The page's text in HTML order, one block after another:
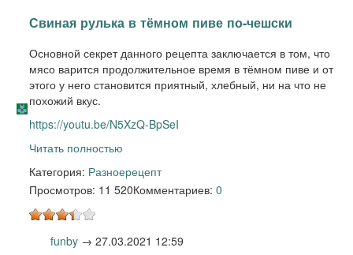
Свиная рулька в тёмном пиве по-чешски
Основной секрет данного рецепта заключается в том, что
мясо варится продолжительное время в тёмном пиве и от
этого у него становится приятный, хлебный, ни на что не
похожий вкус.
https://youtu.be/N5XzQ-BpSeI
Читать полностью
Категория: Разноерецепт
Просмотров: 11 520Комментариев: 0
funby → 27.03.2021 12:59